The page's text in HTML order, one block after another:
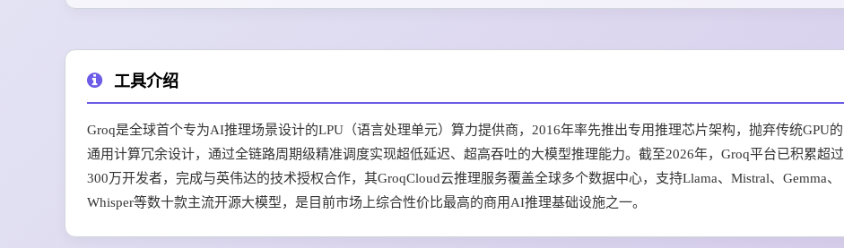
工具介绍
Groq是全球首个专为AI推理场景设计的LPU（语言处理单元）算力提供商，2016年率先推出专用推理芯片架构，抛弃传统GPU的
通用计算冗余设计，通过全链路周期级精准调度实现超低延迟、超高吞吐的大模型推理能力。截至2026年，Groq平台已积累超过
300万开发者，完成与英伟达的技术授权合作，其GroqCloud云推理服务覆盖全球多个数据中心，支持Llama、Mistral、Gemma、
Whisper等数十款主流开源大模型，是目前市场上综合性价比最高的商用AI推理基础设施之一。